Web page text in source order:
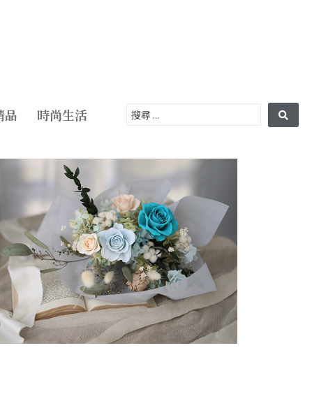
品 時尚生活